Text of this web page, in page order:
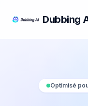
Dubbing
Optimisé